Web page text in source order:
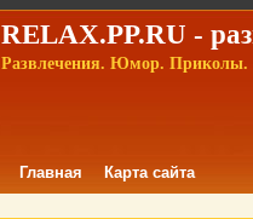
RELAX.PP.RU -
Развлечения. Юмор. Приколы.
Главная Карта сайта